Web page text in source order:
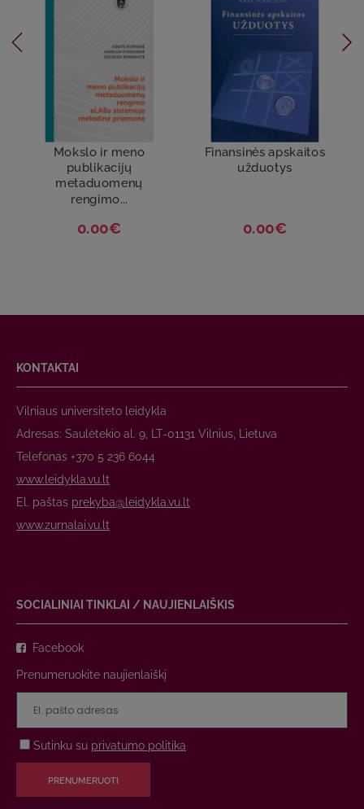
Mokslo ir meno
publikacijų
metaduomenų
rengimo...
0.00€
Finansinės apskaitos
užduotys
0.00€
KONTAKTAI
Vilniaus universiteto leidykla
Adresas: Saulėtekio al. 9, LT-01131 Vilnius, Lietuva
Telefonas +370 5 236 6044
www.leidykla.vu.lt
El. paštas prekyba@leidykla.vu.lt
www.zurnalai.vu.lt
SOCIALINIAI TINKLAI / NAUJIENLAIŠKIS
Facebook
Prenumeruokite naujienlaiškį
Sutinku su privatumo politika
PRENUMERUOTI